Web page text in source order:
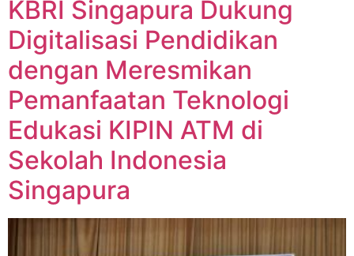
KBRI Singapura Dukung
Digitalisasi Pendidikan
dengan Meresmikan
Pemanfaatan Teknologi
Edukasi KIPIN ATM di
Sekolah Indonesia
Singapura